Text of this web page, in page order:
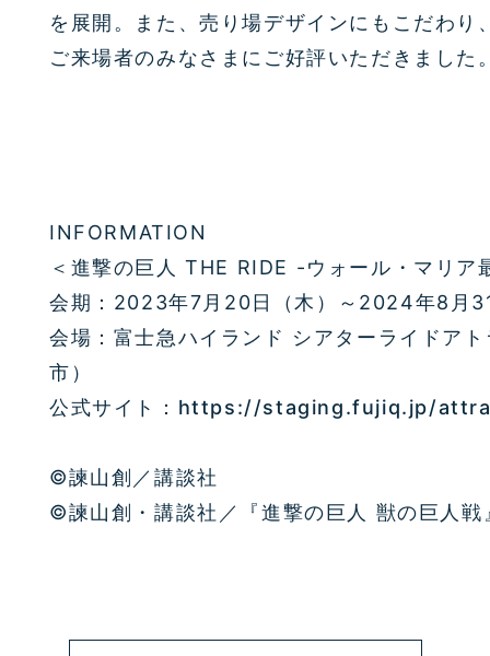
を展開。また、売り場デザインにもこだわ
ご来場者のみなさまにご好評いただきました
INFORMATION
＜進撃の巨人 THE RIDE -ウォール・マリア
会期：2023年7月20日（木）～2024年8月
会場：富士急ハイランド シアターライドア
市）
公式サイト：https://staging.fujiq.jp/
©諫山創／講談社
©諫山創・講談社／『進撃の巨人 獣の巨人戦